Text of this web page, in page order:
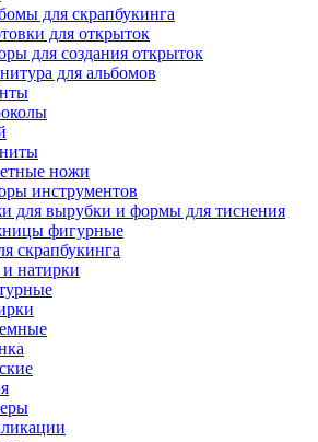
для скрапбукинга
для открыток
для создания открыток
для альбомов
ножи
инструментов
для вырубки и формы для тиснения
фигурные
скрапбукинга
натирки